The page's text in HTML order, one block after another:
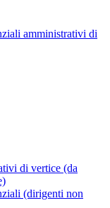
amministrativi di
di vertice (da
(dirigenti non